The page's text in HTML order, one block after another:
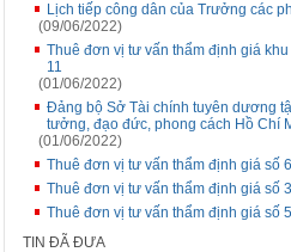
Lịch tiếp công dân của Trưởng các
(09/06/2022)
Thuê đơn vị tư vấn thẩm định giá
11
(01/06/2022)
Đảng bộ Sở Tài chính tuyên dương
tưởng, đạo đức, phong cách Hồ Chí
(01/06/2022)
Thuê đơn vị tư vấn thẩm định giá số
Thuê đơn vị tư vấn thẩm định giá số
Thuê đơn vị tư vấn thẩm định giá số
TIN ĐÃ ĐƯA